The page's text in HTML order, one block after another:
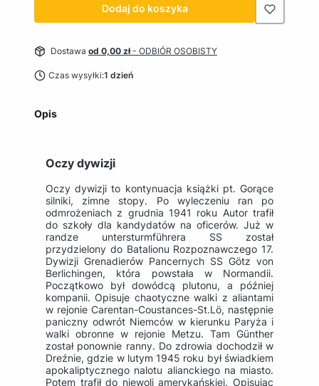
Dodaj do koszyka
Dostawa od 0,00 zł- ODBIÓR OSOBISTY
Czas wysyłki:1 dzień
Opis
Oczy dywizji
Oczy dywizji to kontynuacja książki pt. Gorące
silniki, zimne stopy. Po wyleczeniu ran po
odmrożeniach z grudnia 1941 roku Autor trafił
do szkoły dla kandydatów na oficerów. Już w
randze untersturmführera SS został
przydzielony do Batalionu Rozpoznawczego 17.
Dywizji Grenadierów Pancernych SS Götz von
Berlichingen, która powstała w Normandii.
Początkowo był dowódcą plutonu, a później
kompanii. Opisuje chaotyczne walki z aliantami
w rejonie Carentan-Coustances-St.Lö, następnie
paniczny odwrót Niemców w kierunku Paryża i
walki obronne w rejonie Metzu. Tam Günther
został ponownie ranny. Do zdrowia dochodził w
Dreźnie, gdzie w lutym 1945 roku był świadkiem
apokaliptycznego nalotu alianckiego na miasto.
Potem trafił do niewoli amerykańskiej. Opisując